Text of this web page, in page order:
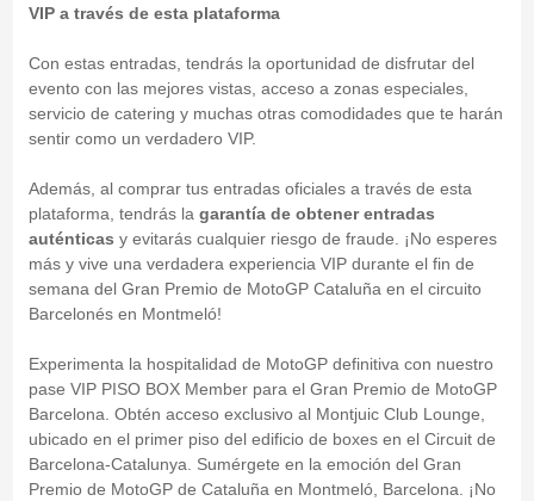
VIP a través de esta plataforma
Con estas entradas, tendrás la oportunidad de disfrutar del
evento con las mejores vistas, acceso a zonas especiales,
servicio de catering y muchas otras comodidades que te harán
sentir como un verdadero VIP.
Además, al comprar tus entradas oficiales a través de esta
plataforma, tendrás la garantía de obtener entradas
auténticas y evitarás cualquier riesgo de fraude. ¡No esperes
más y vive una verdadera experiencia VIP durante el fin de
semana del Gran Premio de MotoGP Cataluña en el circuito
Barcelonés en Montmeló!
Experimenta la hospitalidad de MotoGP definitiva con nuestro
pase VIP PISO BOX Member para el Gran Premio de MotoGP
Barcelona. Obtén acceso exclusivo al Montjuic Club Lounge,
ubicado en el primer piso del edificio de boxes en el Circuit de
Barcelona-Catalunya. Sumérgete en la emoción del Gran
Premio de MotoGP de Cataluña en Montmeló, Barcelona. ¡No